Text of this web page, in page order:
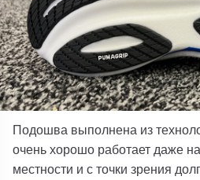
Подошва выполнена из
очень хорошо работает даже
местности и с точки зрения